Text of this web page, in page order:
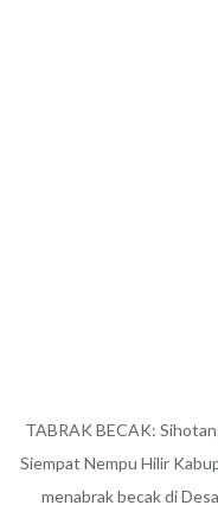
TABRAK BECAK:
Siempat Nempu Hilir
menabrak becak di